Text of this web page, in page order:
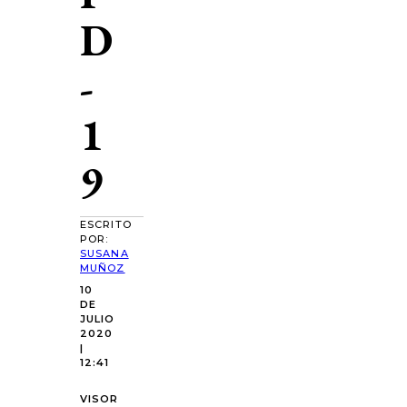
D
-
1
9
ESCRITO
POR:
SUSANA
MUÑOZ
10
DE
JULIO
2020
|
12:41
VISOR